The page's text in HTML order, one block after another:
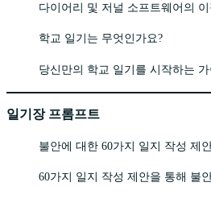
다이어리 및 저널 소프트웨어의
학교 일기는 무엇인가요?
당신만의 학교 일기를 시작하는 가
일기장 프롬프트
불안에 대한 60가지 일지 작성 제
60가지 일지 작성 제안을 통해 불